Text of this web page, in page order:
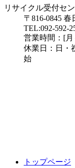
リサイクル受付セ
〒816-0845
TEL:092-592-
営業時間：[
休業日：日・
始
トップページ